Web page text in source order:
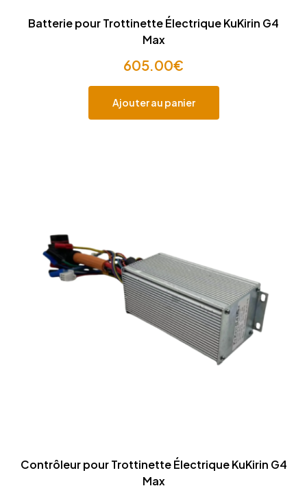
Batterie pour Trottinette Électrique KuKirin G4
Max
605.00€
Ajouter au panier
Contrôleur pour Trottinette Électrique KuKirin G4
Max